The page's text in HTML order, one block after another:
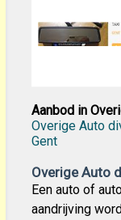
Aanbod in
Overige Auto
Gent
Overige Auto
Een auto of
aandrijving